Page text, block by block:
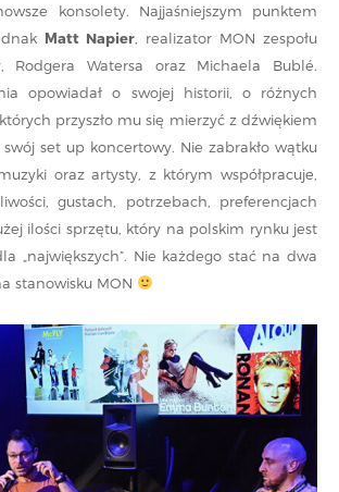
konsolety. Najjaśniejszym punktem
Matt Napier , realizator MON zespołu
Rodgera Watersa oraz Michaela Bublé.
opowiadał o swojej historii, o różnych
przyszło mu się mierzyć z dźwiękiem
swój set up koncertowy. Nie zabrakło wątku
oraz artysty, z którym współpracuje,
gustach, potrzebach, preferencjach
ilości sprzętu, który na polskim rynku jest
„największych”. Nie każdego stać na dwa
stanowisku MON